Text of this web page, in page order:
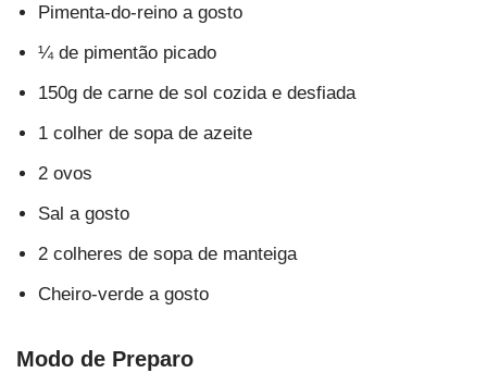
Pimenta-do-reino a gosto
¼ de pimentão picado
150g de carne de sol cozida e desfiada
1 colher de sopa de azeite
2 ovos
Sal a gosto
2 colheres de sopa de manteiga
Cheiro-verde a gosto
Modo de Preparo